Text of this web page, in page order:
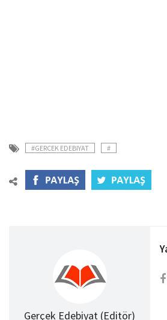
#GERCEK EDEBIYAT #
Gerçek Edebiyat (Editör)